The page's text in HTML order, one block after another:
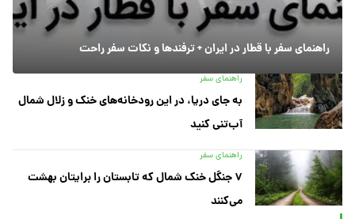
راهنمای سفر با قطار در ایران + ترفندها و نکات سفر راحت
راهنمای سفر
به جای دریا، در این رودخانه‌های خنک و زلال شمال
آب‌تنی کنید
راهنمای سفر
۷ جنگل خنک شمال که تابستان را برایتان بهشت
می‌کنند